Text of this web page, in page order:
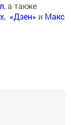
, а также
, «Дзен» и Макс